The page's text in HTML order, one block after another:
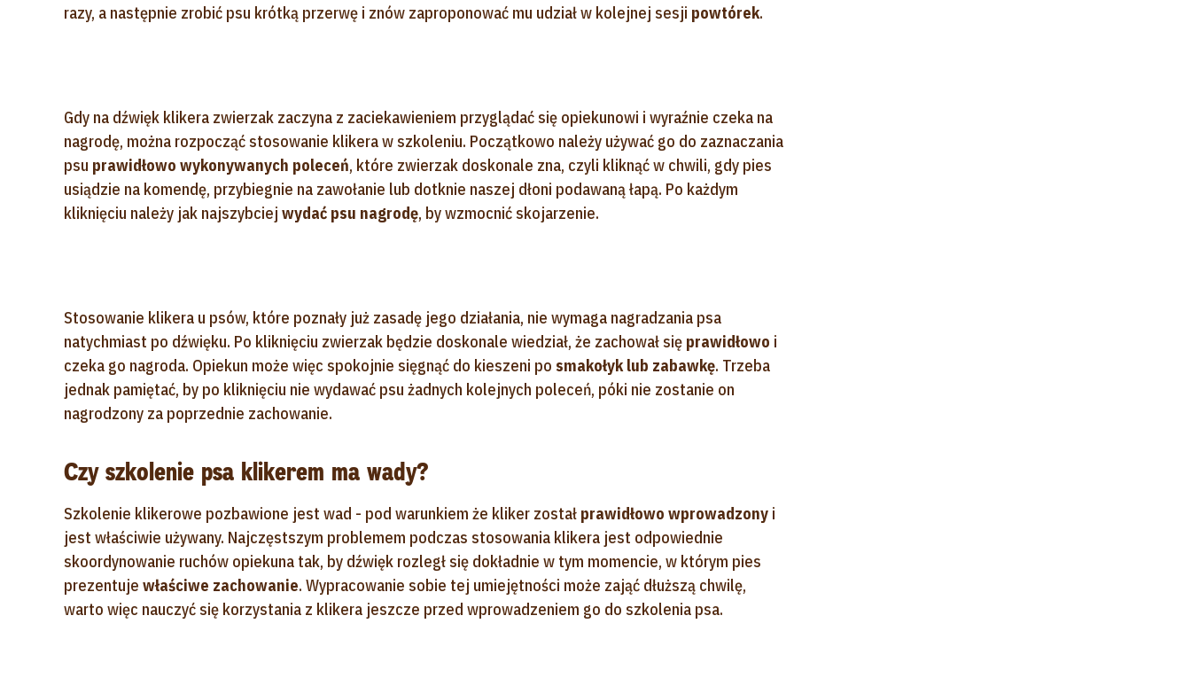
razy, a następnie zrobić psu krótką przerwę i znów zaproponować mu udział w kolejnej sesji powtórek.
Gdy na dźwięk klikera zwierzak zaczyna z zaciekawieniem przyglądać się opiekunowi i wyraźnie czeka na
nagrodę, można rozpocząć stosowanie klikera w szkoleniu. Początkowo należy używać go do zaznaczania
psu prawidłowo wykonywanych poleceń, które zwierzak doskonale zna, czyli kliknąć w chwili, gdy pies
usiądzie na komendę, przybiegnie na zawołanie lub dotknie naszej dłoni podawaną łapą. Po każdym
kliknięciu należy jak najszybciej wydać psu nagrodę, by wzmocnić skojarzenie.
Stosowanie klikera u psów, które poznały już zasadę jego działania, nie wymaga nagradzania psa
natychmiast po dźwięku. Po kliknięciu zwierzak będzie doskonale wiedział, że zachował się prawidłowo i
czeka go nagroda. Opiekun może więc spokojnie sięgnąć do kieszeni po smakołyk lub zabawkę. Trzeba
jednak pamiętać, by po kliknięciu nie wydawać psu żadnych kolejnych poleceń, póki nie zostanie on
nagrodzony za poprzednie zachowanie.
Czy szkolenie psa klikerem ma wady?
Szkolenie klikerowe pozbawione jest wad - pod warunkiem że kliker został prawidłowo wprowadzony i
jest właściwie używany. Najczęstszym problemem podczas stosowania klikera jest odpowiednie
skoordynowanie ruchów opiekuna tak, by dźwięk rozległ się dokładnie w tym momencie, w którym pies
prezentuje właściwe zachowanie. Wypracowanie sobie tej umiejętności może zająć dłuższą chwilę,
warto więc nauczyć się korzystania z klikera jeszcze przed wprowadzeniem go do szkolenia psa.